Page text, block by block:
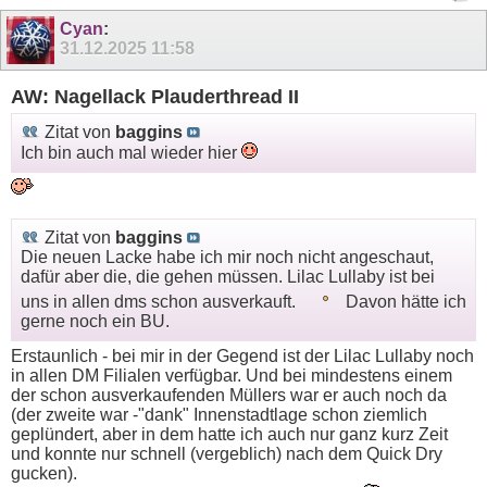
Cyan:
31.12.2025 11:58
AW: Nagellack Plauderthread II
Zitat von baggins
Ich bin auch mal wieder hier
Zitat von baggins
Die neuen Lacke habe ich mir noch nicht angeschaut,
dafür aber die, die gehen müssen. Lilac Lullaby ist bei
uns in allen dms schon ausverkauft.
Davon hätte ich
gerne noch ein BU.
Erstaunlich - bei mir in der Gegend ist der Lilac Lullaby noch
in allen DM Filialen verfügbar. Und bei mindestens einem
der schon ausverkaufenden Müllers war er auch noch da
(der zweite war -"dank" Innenstadtlage schon ziemlich
geplündert, aber in dem hatte ich auch nur ganz kurz Zeit
und konnte nur schnell (vergeblich) nach dem Quick Dry
gucken).